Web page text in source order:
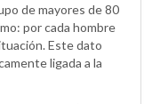
de mayores de 80
por cada hombre
Este dato
ligada a la